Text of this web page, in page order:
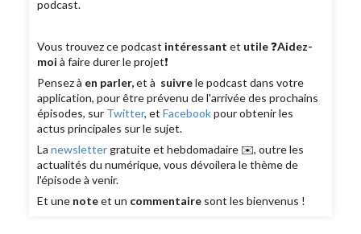
podcast.
Vous trouvez ce podcast intéressant et utile❓Aidez-
moià faire durer le projet❗️
Pensez à en parler,et à suivrele podcast dans votre
application, pour être prévenu de l'arrivée des prochains
épisodes, sur Twitter, etFacebookpour obtenir les
actus principales sur le sujet.
Lanewslettergratuite et hebdomadaire ✉️, outre les
actualités du numérique, vous dévoilera le thème de
l'épisode à venir.
Et une noteet un commentaire sont les bienvenus !